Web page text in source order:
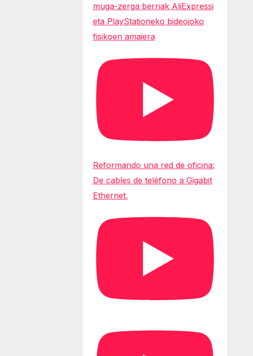
muga-zerga berriak AliExpressi
eta PlayStationeko bideojoko
fisikoen amaiera
Reformando una red de oficina:
De cables de teléfono a Gigabit
Ethernet.